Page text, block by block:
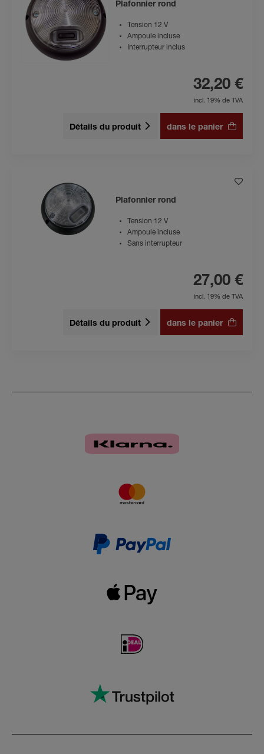
Plafonnier rond
Tension 12 V
Ampoule incluse
Interrupteur inclus
32,20 €
incl. 19% de TVA
Détails du produit dans le panier
Plafonnier rond
Tension 12 V
Ampoule incluse
Sans interrupteur
27,00 €
incl. 19% de TVA
Détails du produit dans le panier